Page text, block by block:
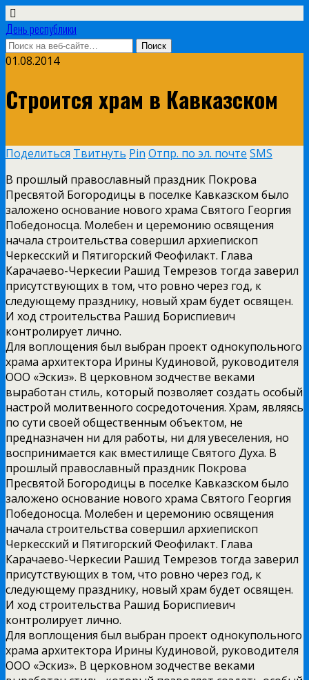
День республики
01.08.2014
Строится храм в Кавказском
Поделиться Твитнуть Pin Отпр. по эл. почте SMS
В прошлый православный праздник Покрова
Пресвятой Богородицы в поселке Кавказском было
заложено основание нового храма Святого Георгия
Победоносца. Молебен и церемонию освящения
начала строительства совершил архиепископ
Черкесский и Пятигорский Феофилакт. Глава
Карачаево-Черкесии Рашид Темрезов тогда заверил
присутствующих в том, что ровно через год, к
следующему празднику, новый храм будет освящен.
И ход строительства Рашид Бориспиевич
контролирует лично.
Для воплощения был выбран проект однокупольного
храма архитектора Ирины Кудиновой, руководителя
ООО «Эскиз». В церковном зодчестве веками
выработан стиль, который позволяет создать особый
настрой молитвенного сосредоточения. Храм, являясь
по сути своей общественным объектом, не
предназначен ни для работы, ни для увеселения, но
воспринимается как вместилище Святого Духа. В
прошлый православный праздник Покрова
Пресвятой Богородицы в поселке Кавказском было
заложено основание нового храма Святого Георгия
Победоносца. Молебен и церемонию освящения
начала строительства совершил архиепископ
Черкесский и Пятигорский Феофилакт. Глава
Карачаево-Черкесии Рашид Темрезов тогда заверил
присутствующих в том, что ровно через год, к
следующему празднику, новый храм будет освящен.
И ход строительства Рашид Бориспиевич
контролирует лично.
Для воплощения был выбран проект однокупольного
храма архитектора Ирины Кудиновой, руководителя
ООО «Эскиз». В церковном зодчестве веками